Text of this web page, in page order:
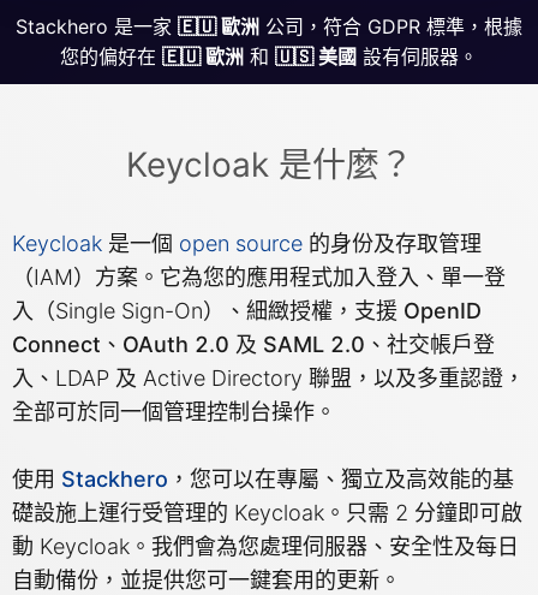
InfluxDB
Kubernetes Control Plane
Kubernetes Node
MariaDB
Matomo
Mattermost
Stackhero 是一家 🇪🇺 歐洲 公司，符合 GDPR 標準，根據
您的偏好在 🇪🇺 歐洲 和 🇺🇸 美國 設有伺服器。
Keycloak 是什麼？
Keycloak 是一個 open source 的身份及存取管理
（IAM）方案。它為您的應用程式加入登入、單一登
入（Single Sign-On）、 細緻授權 ，支援 OpenID
Connect、OAuth 2.0 及 SAML 2.0 、社交帳戶登
入、LDAP 及 Active Directory 聯盟，以及多重認證 ，
全部可於同一個管理控制台操作。
使用 Stackhero ，您可以在專屬、獨立及高效能的基
礎設施 上運行受管理的 Keycloak。只需 2 分鐘即可啟
動 Keycloak。我們會為您處理伺服器 、 安全性及每日
自動備份 ，並提供您可一鍵套用的更新。